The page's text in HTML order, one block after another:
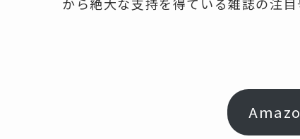
から絶大な支持を得ている雑誌の注目